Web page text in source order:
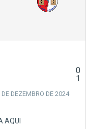
0
1
DEZEMBRO DE 2024
AQUI